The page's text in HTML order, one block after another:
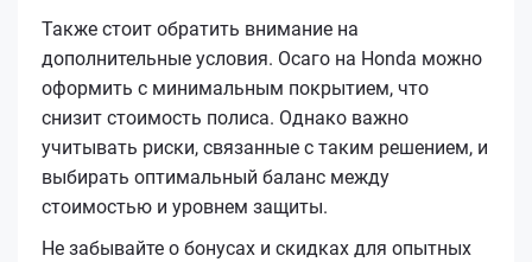
Также стоит обратить внимание на
дополнительные условия. Осаго на Honda можно
оформить с минимальным покрытием, что
снизит стоимость полиса. Однако важно
учитывать риски, связанные с таким решением, и
выбирать оптимальный баланс между
стоимостью и уровнем защиты.
Не забывайте о бонусах и скидках для опытных